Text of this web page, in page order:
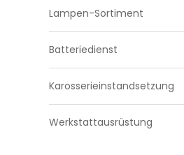
Lampen-Sortiment
Batteriedienst
Karosserieinstandsetzung
Werkstattausrüstung